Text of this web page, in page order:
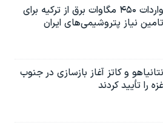
واردات ۴۵۰ مگاوات برق از ترکیه برای
تامین نیاز پتروشیمی‌های ایران
نتانیاهو و کاتز آغاز بازسازی در جنوب
غزه را تأیید کردند